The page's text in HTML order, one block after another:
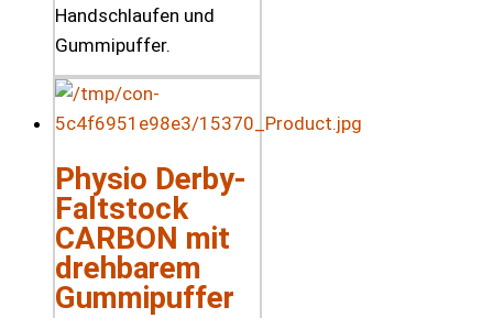
Handschlaufen und
Gummipuffer.
Physio Derby-
Faltstock
CARBON mit
drehbarem
Gummipuffer